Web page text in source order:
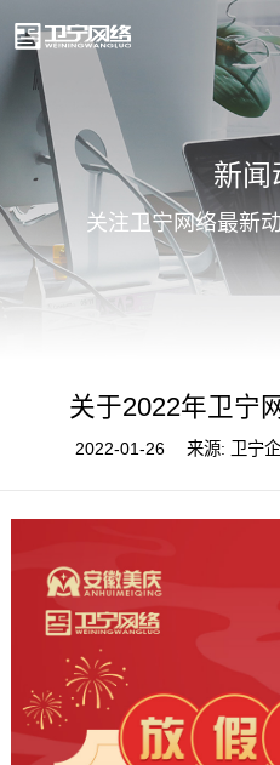
新闻
关注卫宁网络最新
关于2022年卫宁
2022-01-26 来源: 卫宁